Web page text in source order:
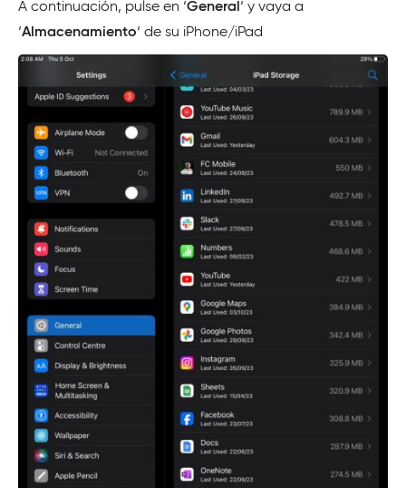
A continuación, pulse en ‘General‘ y vaya a
‘Almacenamiento‘ de su iPhone/iPad